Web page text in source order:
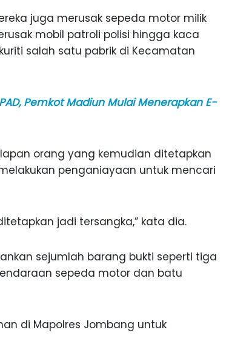
juga merusak sepeda motor milik
mobil patroli polisi hingga kaca
salah satu pabrik di Kecamatan
Pemkot Madiun Mulai Menerapkan E-
orang yang kemudian ditetapkan
penganiayaan untuk mencari
jadi tersangka,” kata dia.
sejumlah barang bukti seperti tiga
sepeda motor dan batu
di Mapolres Jombang untuk